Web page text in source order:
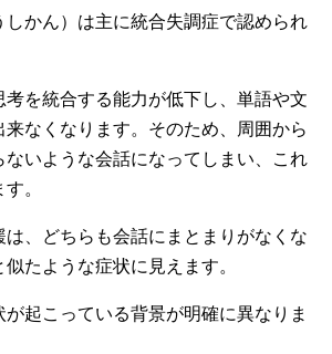
しかん）は主に統合失調症で認められ
を統合する能力が低下し、単語や文
なくなります。そのため、周囲から
ないような会話になってしまい、これ
。
、どちらも会話にまとまりがなくな
たような症状に見えます。
が起こっている背景が明確に異なりま